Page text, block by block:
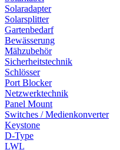
Solaradapter
Solarsplitter
Gartenbedarf
Bewässerung
Mähzubehör
Sicherheitstechnik
Schlösser
Port Blocker
Netzwerktechnik
Panel Mount
Switches / Medienkonverter
Keystone
D-Type
LWL